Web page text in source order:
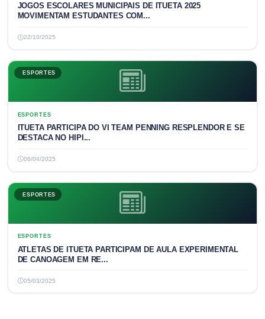
JOGOS ESCOLARES MUNICIPAIS DE ITUETA 2025
MOVIMENTAM ESTUDANTES COM...
22/10/2025
ESPORTES
ESPORTES
ITUETA PARTICIPA DO VI TEAM PENNING RESPLENDOR E SE
DESTACA NO HIPI...
06/04/2025
ESPORTES
ESPORTES
ATLETAS DE ITUETA PARTICIPAM DE AULA EXPERIMENTAL
DE CANOAGEM EM RE...
05/03/2025